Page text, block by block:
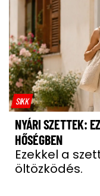
SIKK
NYÁRI SZETTEK:
HŐSÉGBEN
Ezekkel a
öltözködés.